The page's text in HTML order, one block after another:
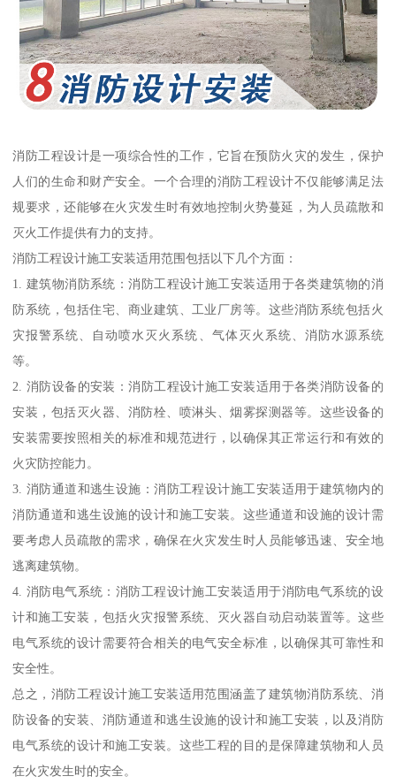
消防工程设计是一项综合性的工作，它旨在预防火灾的发生，保护
人们的生命和财产安全。一个合理的消防工程设计不仅能够满足法
规要求，还能够在火灾发生时有效地控制火势蔓延，为人员疏散和
灭火工作提供有力的支持。
消防工程设计施工安装适用范围包括以下几个方面：
1. 建筑物消防系统：消防工程设计施工安装适用于各类建筑物的消
防系统，包括住宅、商业建筑、工业厂房等。这些消防系统包括火
灾报警系统、自动喷水灭火系统、气体灭火系统、消防水源系统
等。
2. 消防设备的安装：消防工程设计施工安装适用于各类消防设备的
安装，包括灭火器、消防栓、喷淋头、烟雾探测器等。这些设备的
安装需要按照相关的标准和规范进行，以确保其正常运行和有效的
火灾防控能力。
3. 消防通道和逃生设施：消防工程设计施工安装适用于建筑物内的
消防通道和逃生设施的设计和施工安装。这些通道和设施的设计需
要考虑人员疏散的需求，确保在火灾发生时人员能够迅速、安全地
逃离建筑物。
4. 消防电气系统：消防工程设计施工安装适用于消防电气系统的设
计和施工安装，包括火灾报警系统、灭火器自动启动装置等。这些
电气系统的设计需要符合相关的电气安全标准，以确保其可靠性和
安全性。
总之，消防工程设计施工安装适用范围涵盖了建筑物消防系统、消
防设备的安装、消防通道和逃生设施的设计和施工安装，以及消防
电气系统的设计和施工安装。这些工程的目的是保障建筑物和人员
在火灾发生时的安全。